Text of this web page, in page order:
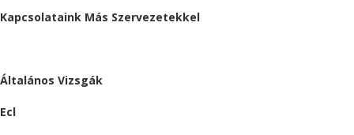
Kapcsolataink Más Szervezetekkel
Általános Vizsgák
Ecl